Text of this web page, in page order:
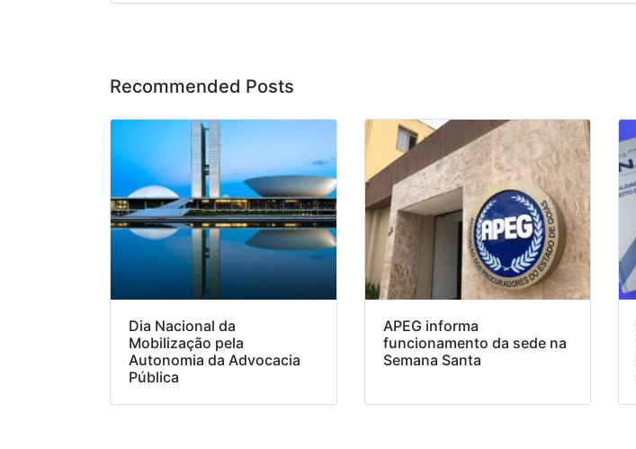
Recommended Posts
Dia Nacional da
Mobilização pela
Autonomia da Advocacia
Pública
APEG informa
funcionamento da sede na
Semana Santa